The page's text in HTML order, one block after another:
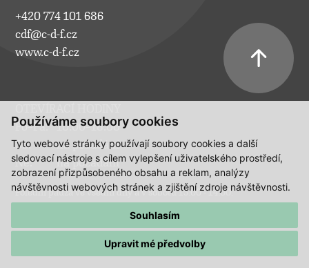
Používáme soubory cookies
Tyto webové stránky používají soubory cookies a další
sledovací nástroje s cílem vylepšení uživatelského prostředí,
zobrazení přizpůsobeného obsahu a reklam, analýzy
návštěvnosti webových stránek a zjištění zdroje návštěvnosti.
Souhlasím
Upravit mé předvolby
+420 774 101 686
cdf@c-d-f.cz
www.c-d-f.cz
Po–Pá:
10.00–18.00
So:
na požádání
Ne:
na požádání
Polední pauza ve všední dny a v sobotu 13:00 - 14:00.